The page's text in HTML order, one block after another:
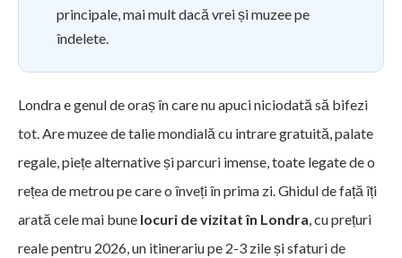
principale, mai mult dacă vrei și muzee pe
îndelete.
Londra e genul de oraș în care nu apuci niciodată să bifezi
tot. Are muzee de talie mondială cu intrare gratuită, palate
regale, piețe alternative și parcuri imense, toate legate de o
rețea de metrou pe care o înveți în prima zi. Ghidul de față îți
arată cele mai bune locuri de vizitat în Londra, cu prețuri
reale pentru 2026, un itinerariu pe 2-3 zile și sfaturi de